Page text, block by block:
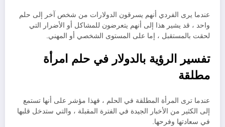
عندما يرى الفردي أنهم يسرقون الدولارات من شخص آخر إلى حلم
واحد ، قد يشير هذا إلى أنهم يتعرضون للمشاكل أو الأضرار التي
لحقت بالمستقبل ، إما على المستوى الشخصي أو المهني.
تفسير الرؤية بالدولار في حلم امرأة
مطلقة
عندما ترى المرأة المطلقة في الحلم ، فهذا مؤشر على أنها تستمع
إلى الكثير من الأخبار الجيدة في الفترة المقبلة ، والتي ستدخل قلبها
في سعادتها وفرحها.